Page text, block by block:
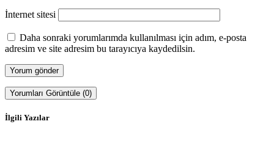
İnternet sitesi
Daha sonraki yorumlarımda kullanılması için adım, e-posta
adresim ve site adresim bu tarayıcıya kaydedilsin.
Yorumları Görüntüle (0)
İlgili Yazılar